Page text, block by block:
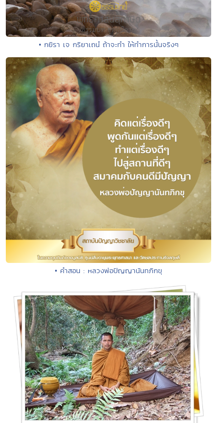
• กยิรา เจ กริยาเถนํ ถ้าจะทำ ให้ทำการนั้นจริงๆ
• คำสอน : หลวงพ่อปัญญานันทภิกขุ